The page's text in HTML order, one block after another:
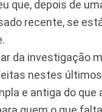
que, depois de
recente, se
da investigação
nestes últimos
e antiga do que